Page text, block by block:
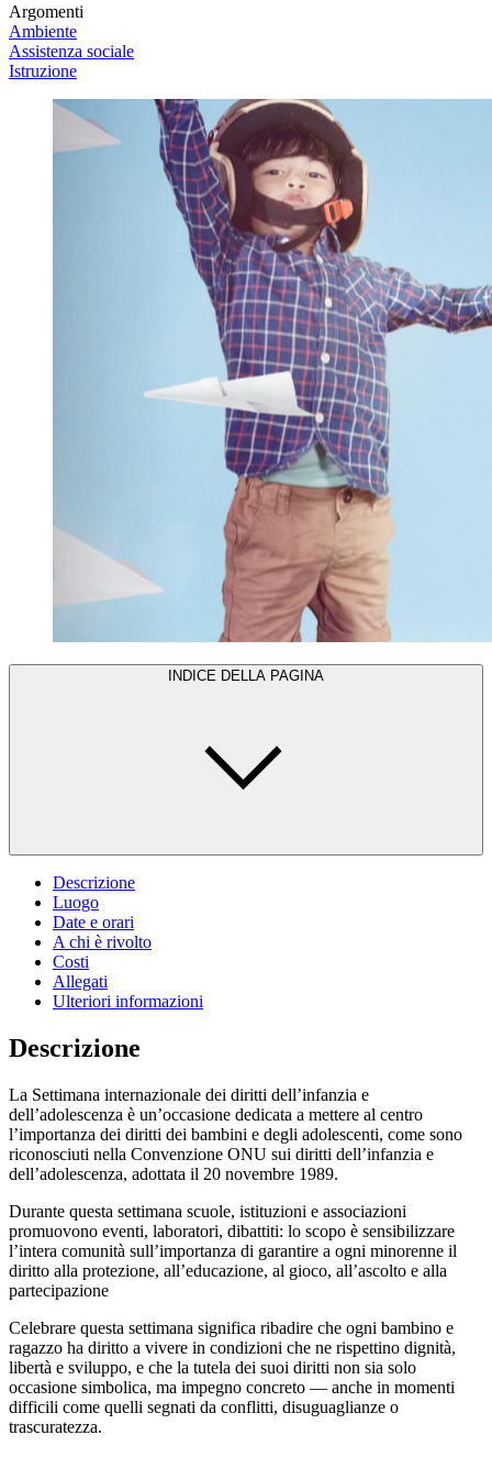
Argomenti
Ambiente
Assistenza sociale
Istruzione
INDICE DELLA PAGINA
Descrizione
Luogo
Date e orari
A chi è rivolto
Costi
Allegati
Ulteriori informazioni
Descrizione
La Settimana internazionale dei diritti dell’infanzia e
dell’adolescenza è un’occasione dedicata a mettere al centro
l’importanza dei diritti dei bambini e degli adolescenti, come sono
riconosciuti nella Convenzione ONU sui diritti dell’infanzia e
dell’adolescenza, adottata il 20 novembre 1989.
Durante questa settimana scuole, istituzioni e associazioni
promuovono eventi, laboratori, dibattiti: lo scopo è sensibilizzare
l’intera comunità sull’importanza di garantire a ogni minorenne il
diritto alla protezione, all’educazione, al gioco, all’ascolto e alla
partecipazione
Celebrare questa settimana significa ribadire che ogni bambino e
ragazzo ha diritto a vivere in condizioni che ne rispettino dignità,
libertà e sviluppo, e che la tutela dei suoi diritti non sia solo
occasione simbolica, ma impegno concreto — anche in momenti
difficili come quelli segnati da conflitti, disuguaglianze o
trascuratezza.